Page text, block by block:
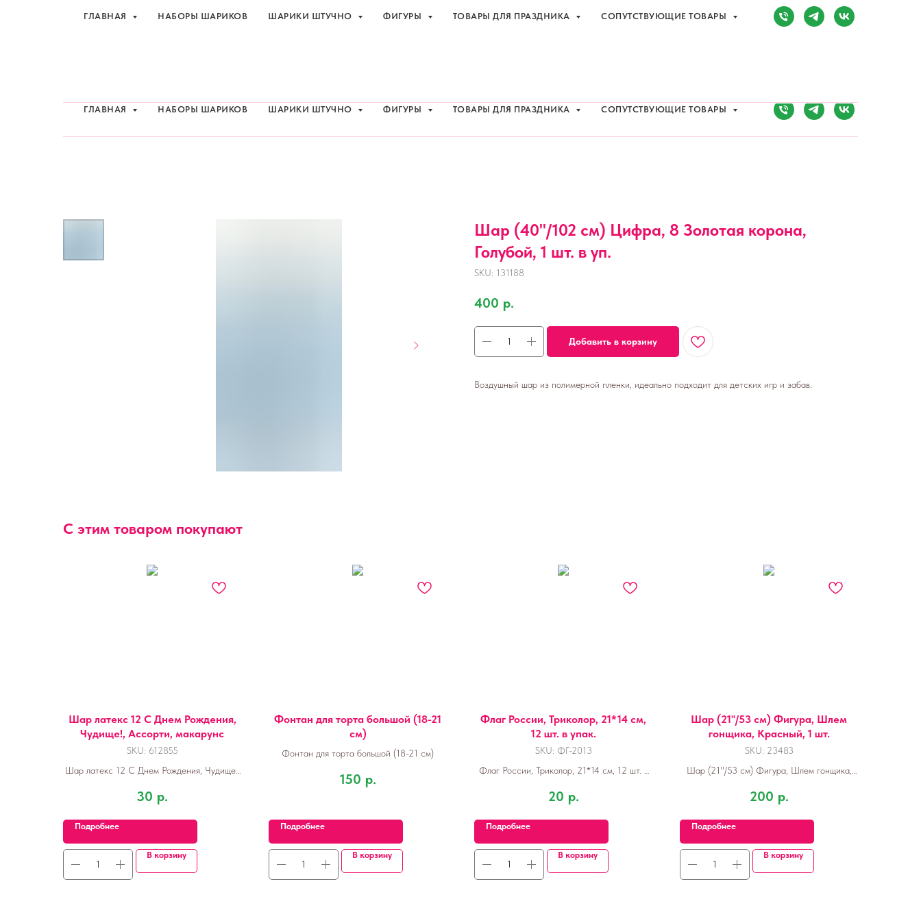
Сочи, Адлер,ул. Мира, д. 14
ГЛАВНАЯ НАБОРЫ ШАРИКОВ ШАРИКИ ШТУЧНО ФИГУРЫ ТОВАРЫ ДЛЯ ПРАЗДНИКА СОПУТСТВУЮЩИЕ ТОВАРЫ
ГЛАВНАЯ НАБОРЫ ШАРИКОВ ШАРИКИ ШТУЧНО ФИГУРЫ ТОВАРЫ ДЛЯ ПРАЗДНИКА СОПУТСТВУЮЩИЕ ТОВАРЫ
Шар (40''/102 см) Цифра, 8 Золотая корона,
Голубой, 1 шт. в уп.
SKU: 131188
400 р.
Добавить в корзину
Воздушный шар из полимерной пленки, идеально подходит для детских игр и забав.
С этим товаром покупают
Шар латекс 12 С Днем Рождения,
Чудище!, Ассорти, макарунс
SKU: 612855
Шар латекс 12 С Днем Рождения, Чудище!,
30 р.
Подробнее
В корзину
Фонтан для торта большой (18-21
см)
Фонтан для торта большой (18-21 см)
150 р.
Подробнее
В корзину
Флаг России, Триколор, 21*14 см,
12 шт. в упак.
SKU: ФГ-2013
Флаг России, Триколор, 21*14 см, 12 шт. в
20 р.
Подробнее
В корзину
Шар (21''/53 см) Фигура, Шлем
гонщика, Красный, 1 шт.
SKU: 23483
Шар (21''/53 см) Фигура, Шлем гонщика,
200 р.
Подробнее
В корзину